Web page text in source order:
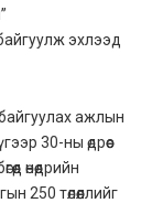
эхлээд
ажлын
30-ны өдрөөс
өнөөдрийн
250 төлөөллийг